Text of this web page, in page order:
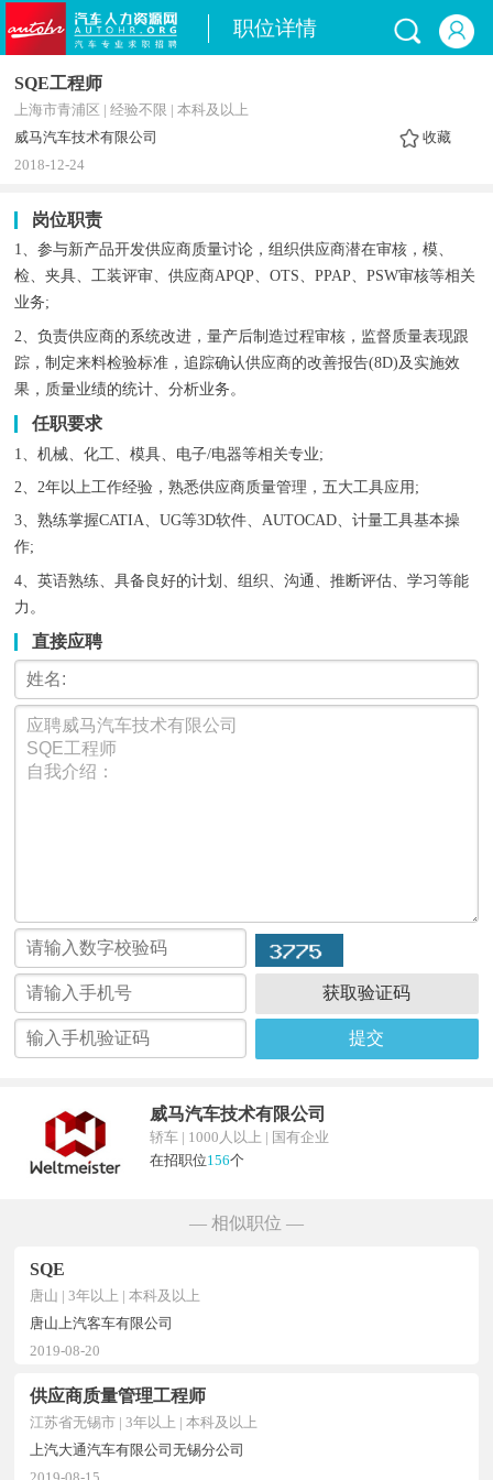
职位详情
SQE工程师
上海市青浦区 | 经验不限 | 本科及以上
威马汽车技术有限公司
收藏
2018-12-24
岗位职责
1、参与新产品开发供应商质量讨论，组织供应商潜在审核，模、
检、夹具、工装评审、供应商APQP、OTS、PPAP、PSW审核等相关
业务;
2、负责供应商的系统改进，量产后制造过程审核，监督质量表现跟
踪，制定来料检验标准，追踪确认供应商的改善报告(8D)及实施效
果，质量业绩的统计、分析业务。
任职要求
1、机械、化工、模具、电子/电器等相关专业;
2、2年以上工作经验，熟悉供应商质量管理，五大工具应用;
3、熟练掌握CATIA、UG等3D软件、AUTOCAD、计量工具基本操
作;
4、英语熟练、具备良好的计划、组织、沟通、推断评估、学习等能
力。
直接应聘
获取验证码
提交
威马汽车技术有限公司
轿车 | 1000人以上 | 国有企业
在招职位156个
— 相似职位 —
SQE
唐山 | 3年以上 | 本科及以上
唐山上汽客车有限公司
2019-08-20
供应商质量管理工程师
江苏省无锡市 | 3年以上 | 本科及以上
上汽大通汽车有限公司无锡分公司